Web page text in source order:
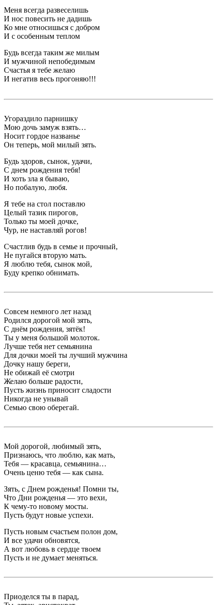
Меня всегда развеселишь
И нос повесить не дадишь
Ко мне относишься с добром
И с особенным теплом
Будь всегда таким же милым
И мужчиной непобедимым
Счастья я тебе желаю
И негатив весь прогоняю!!!
Угораздило парнишку
Мою дочь замуж взять…
Носит гордое названье
Он теперь, мой милый зять.
Будь здоров, сынок, удачи,
С днем рождения тебя!
И хоть зла я бываю,
Но побалую, любя.
Я тебе на стол поставлю
Целый тазик пирогов,
Только ты моей дочке,
Чур, не наставляй рогов!
Счастлив будь в семье и прочный,
Не пугайся вторую мать.
Я люблю тебя, сынок мой,
Буду крепко обнимать.
Совсем немного лет назад
Родился дорогой мой зять,
С днём рождения, зятёк!
Ты у меня большой молоток.
Лучше тебя нет семьянина
Для дочки моей ты лучший мужчина
Дочку нашу береги,
Не обижай её смотри
Желаю больше радости,
Пусть жизнь приносит сладости
Никогда не унывай
Семью свою оберегай.
Мой дорогой, любимый зять,
Признаюсь, что люблю, как мать,
Тебя — красавца, семьянина…
Очень ценю тебя — как сына.
Зять, с Днем рожденья! Помни ты,
Что Дни рожденья — это вехи,
К чему-то новому мосты.
Пусть будут новые успехи.
Пусть новым счастьем полон дом,
И все удачи обновятся,
А вот любовь в сердце твоем
Пусть и не думает меняться.
Приоделся ты в парад,